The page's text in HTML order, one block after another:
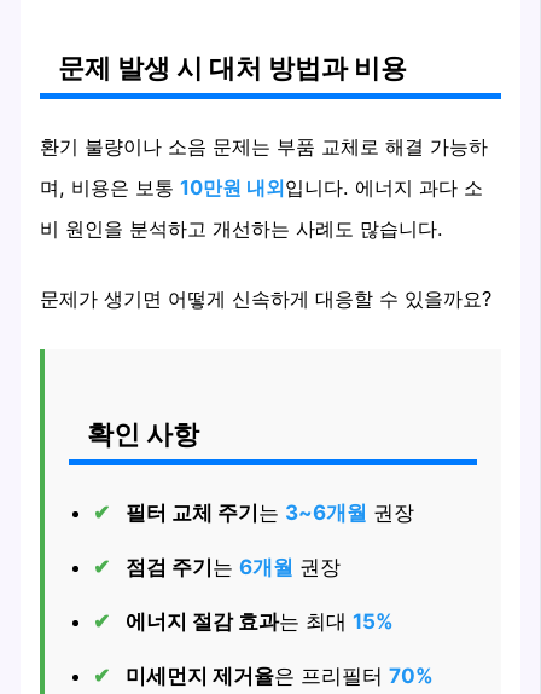
문제 발생 시 대처 방법과 비용
환기 불량이나 소음 문제는 부품 교체로 해결 가능하
며, 비용은 보통10만원 내외입니다. 에너지 과다 소
비 원인을 분석하고 개선하는 사례도 많습니다.
문제가 생기면 어떻게 신속하게 대응할 수 있을까요?
확인 사항
필터 교체 주기 는 3~6개월 권장
점검 주기 는6개월 권장
에너지 절감 효과는 최대15%
미세먼지 제거율은 프리필터70%